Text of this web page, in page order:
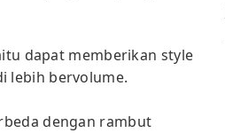
dapat memberikan style
lebih bervolume.
dengan rambut